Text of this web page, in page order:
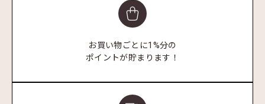
お買い物ごとに1%分の
ポイントが貯まります！